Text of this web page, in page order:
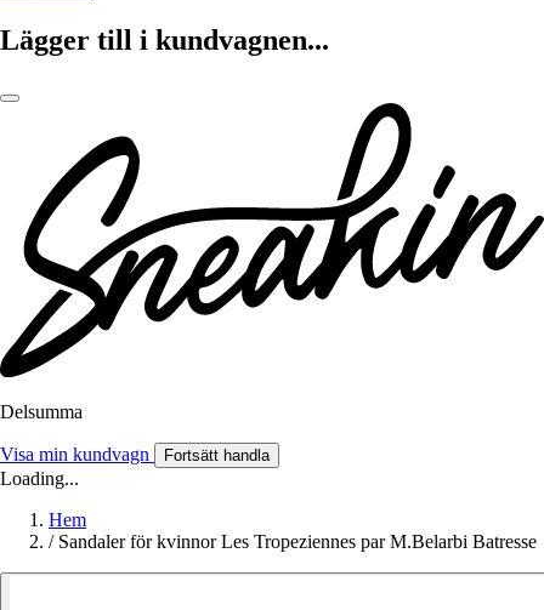
Lägger till i kundvagnen...
Delsumma
Visa min kundvagn Fortsätt handla
Loading...
Hem
/ Sandaler för kvinnor Les Tropeziennes par M.Belarbi Batresse